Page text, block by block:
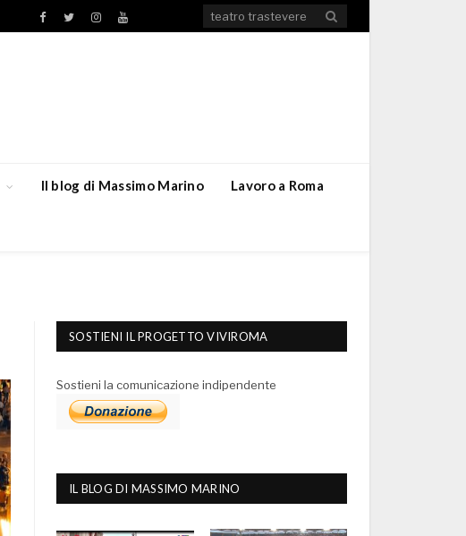
Facebook
TwitterInstagramYouTube
Il blog di Massimo Marino Lavoro a Roma
SOSTIENI IL PROGETTO VIVIROMA
Sostieni la comunicazione indipendente
IL BLOG DI MASSIMO MARINO